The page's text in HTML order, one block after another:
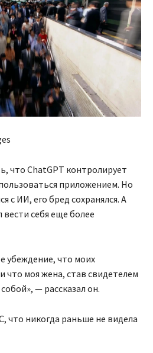
что ChatGPT контролирует
приложением. Но
с ИИ, его бред сохранялся. А
вести себя еще более
убеждение, что моих
что моя жена, став свидетелем
— рассказал он.
что никогда раньше не видела